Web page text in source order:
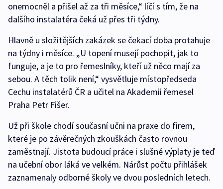
onemocněl a přišel až za tři měsíce,“ líčí s tím, že na
dalšího instalatéra čeká už přes tři týdny.
Hlavně u složitějších zakázek se čekací doba protahuje
na týdny i měsíce. „U topení musejí pochopit, jak to
funguje, a je to pro řemeslníky, kteří už něco mají za
sebou. A těch tolik není,“ vysvětluje místopředseda
Cechu instalatérů ČR a učitel na Akademii řemesel
Praha Petr Fišer.
Už při škole chodí současní učni na praxe do firem,
které je po závěrečných zkouškách často rovnou
zaměstnají. Jistota budoucí práce i slušné výplaty je teď
na učební obor láká ve velkém. Nárůst počtu přihlášek
zaznamenaly odborné školy ve dvou posledních letech.